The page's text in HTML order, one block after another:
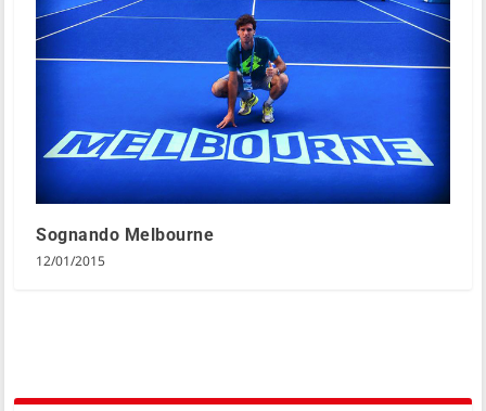
Sognando Melbourne
12/01/2015